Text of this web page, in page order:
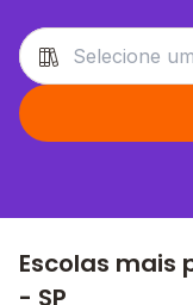
Escolas mais
- SP